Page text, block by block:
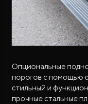
Опциональные
порогов с помощью
стильный и
прочные стальные